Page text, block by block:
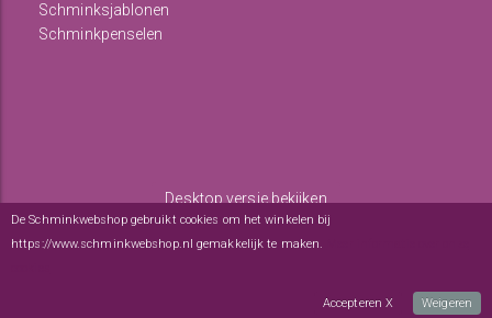
Schminksjablonen
Schminkpenselen
Desktop versie bekijken
De Schminkwebshop gebruikt cookies om het winkelen bij
https://www.schminkwebshop.nl gemakkelijk te maken.
Accepteren X Weigeren